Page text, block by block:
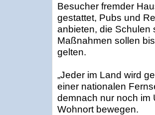
Besucher fremder
gestattet, Pubs und
anbieten, die Schulen
Maßnahmen sollen
gelten.
„Jeder im Land wird
einer nationalen
demnach nur noch im
Wohnort bewegen.